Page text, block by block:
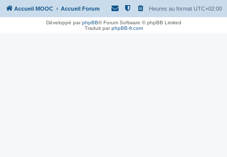
Accueil MOOC Accueil Forum Heures au format UTC+02:00
Développé parphpBB® Forum Software © phpBB Limited
Traduit parphpBB-fr.com